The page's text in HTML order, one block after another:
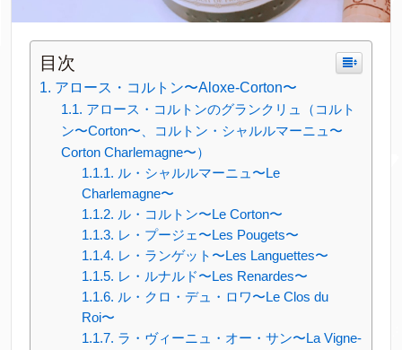
目次
アロース・コルトン〜Aloxe-Corton〜
アロース・コルトンのグランクリュ（コルト
ン〜Corton〜、コルトン・シャルルマーニュ〜
Corton Charlemagne〜）
ル・シャルルマーニュ〜Le
Charlemagne〜
ル・コルトン〜Le Corton〜
レ・プージェ〜Les Pougets〜
レ・ランゲット〜Les Languettes〜
レ・ルナルド〜Les Renardes〜
ル・クロ・デュ・ロワ〜Le Clos du
Roi〜
ラ・ヴィーニュ・オー・サン〜La Vigne-